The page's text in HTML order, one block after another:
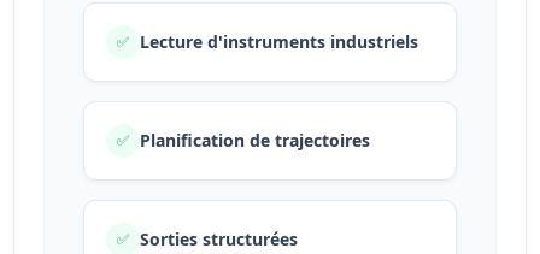
✅ Lecture d'instruments industriels
✅ Planification de trajectoires
✅ Sorties structurées